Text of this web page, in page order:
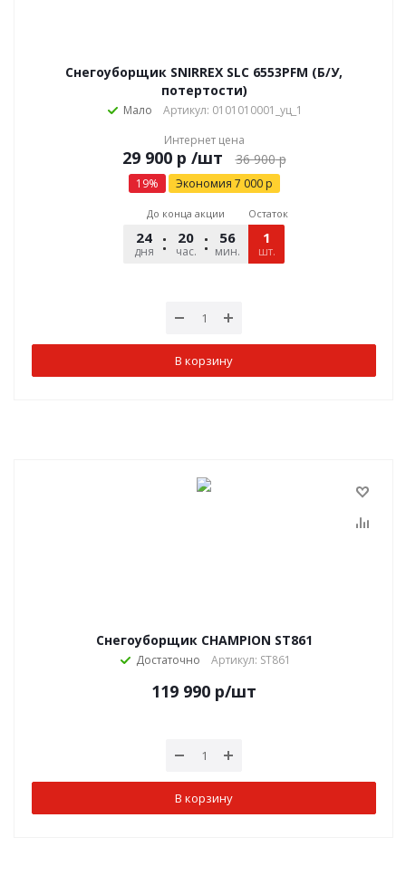
Снегоуборщик SNIRREX SLC 6553PFМ (Б/У,
потертости)
Мало
Артикул: 0101010001_уц_1
Интернет цена
р /шт 36 900р
19% Экономия 7 000р
До конца акции
24
дня
20
час.
56
мин.
06
сек.
Остаток
1
шт.
В корзину
Снегоуборщик CHAMPION ST861
Достаточно Артикул: ST861
119 990 р/шт
В корзину